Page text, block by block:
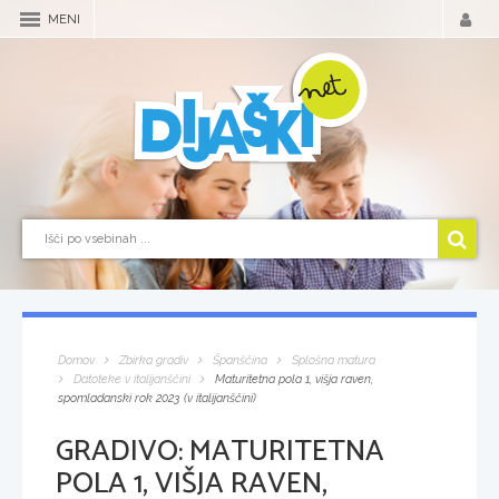
MENI
Domov Zbirka gradiv Španščina
Splošna matura
Datoteke v italijanščini
Maturitetna pola 1, višja raven,
spomladanski rok 2023 (v italijanščini)
GRADIVO:MATURITETNA
POLA 1, VIŠJA RAVEN,